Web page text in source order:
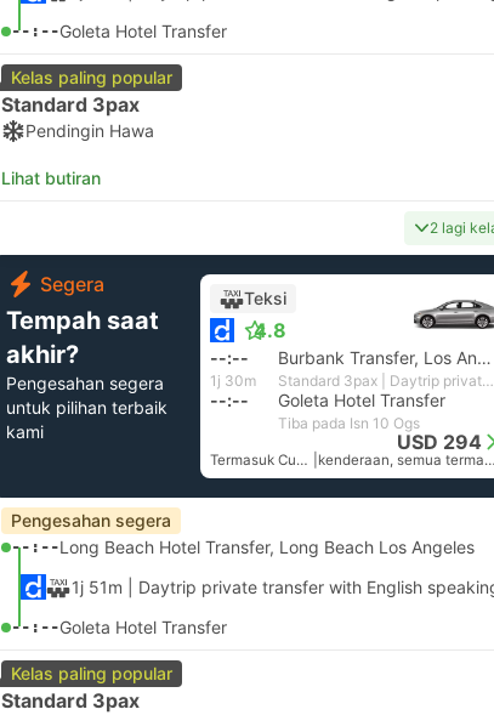
--:--Goleta Hotel Transfer
Kelas paling popular
Standard 3pax
Pendingin Hawa
Lihat butiran
2 lagi
Segera
Tempah saat
akhir?
Pengesahan segera
untuk pilihan terbaik
kami
Teksi
4.8
--:-- Burbank Transfer, Los Angeles
1j 30m Standard 3pax | Daytrip private transfer with English speaking driver
--:-- Goleta Hotel Transfer
Tiba pada Isn 10 Ogs
USD 294
Termasuk Cukai kenderaan, semua termasuk
Pengesahan segera
--:--Long Beach Hotel Transfer, Long Beach Los Angeles
1j 51m | Daytrip private transfer with English
--:--Goleta Hotel Transfer
Kelas paling popular
Standard 3pax